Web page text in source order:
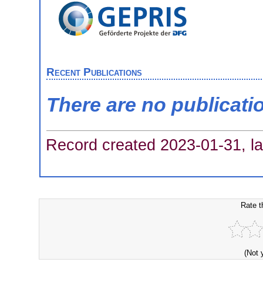
Recent Publications
There are no
Record created 2023-01-31,
Rate
(Not